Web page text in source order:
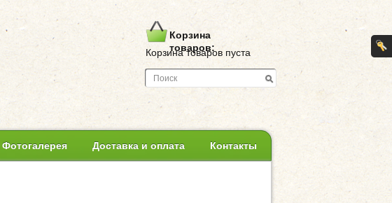
Корзина
товаров:
Корзина товаров пуста
Фотогалерея Доставка и оплата Контакты